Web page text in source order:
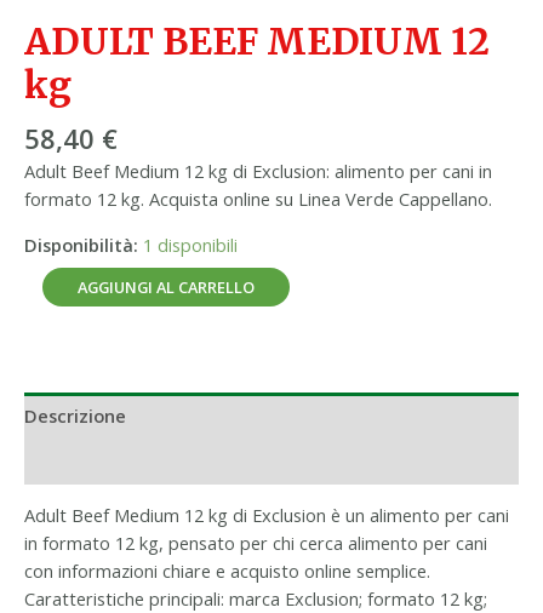
ADULT BEEF MEDIUM 12
kg
58,40 €
Adult Beef Medium 12 kg di Exclusion: alimento per cani in
formato 12 kg. Acquista online su Linea Verde Cappellano.
Disponibilità: 1 disponibili
AGGIUNGI AL CARRELLO
Descrizione
Adult Beef Medium 12 kg di Exclusion è un alimento per cani
in formato 12 kg, pensato per chi cerca alimento per cani
con informazioni chiare e acquisto online semplice.
Caratteristiche principali: marca Exclusion; formato 12 kg;